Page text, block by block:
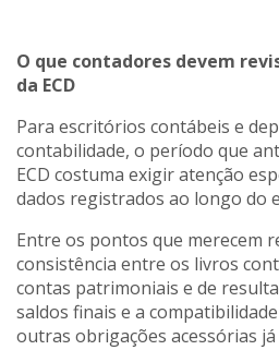
O que contadores devem
da ECD
Para escritórios contábeis e
contabilidade, o período que
ECD costuma exigir atenção
dados registrados ao longo do
Entre os pontos que merecem
consistência entre os livros
contas patrimoniais e de
saldos finais e a
outras obrigações acessórias